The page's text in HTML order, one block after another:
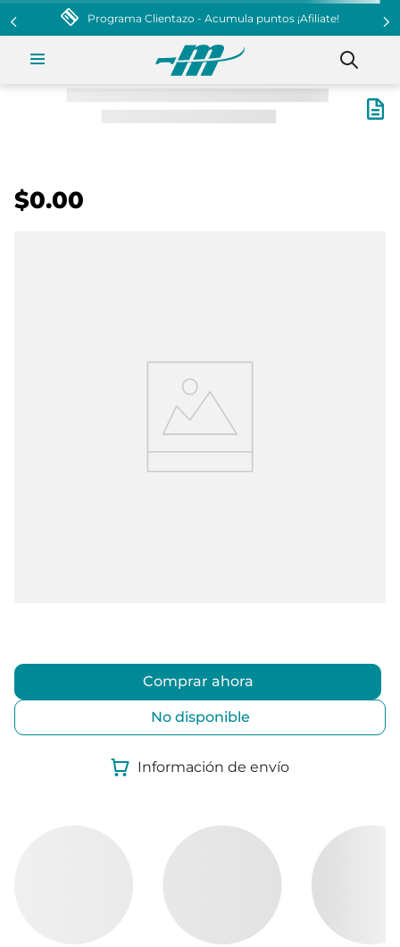
Programa Clientazo - Acumula puntos ¡Afiliate!
$0.00
Comprar ahora
No disponible
Información de envío